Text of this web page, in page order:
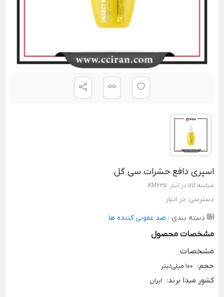
اسپری دافع حشرات سی گل
شناسه کالا در انبار: KM635
دسترسی: در انبار
دسته بندی : ضد عفونی کننده ها
مشخصات محصول
مشخصات
حجم: 100 میلی‌لیتر
کشور مبدا برند: ایران